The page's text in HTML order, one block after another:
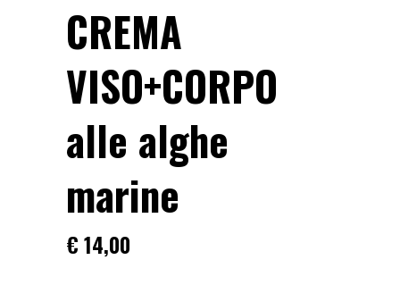
CREMA
VISO+CORPO
alle alghe
marine
€ 14,00